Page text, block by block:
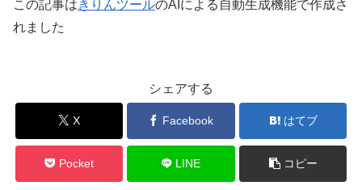
この記事はきりんツールのAIによる自動生成機能で作成さ
れました
シェアする
X Facebook はてブ
Pocket LINE コピー